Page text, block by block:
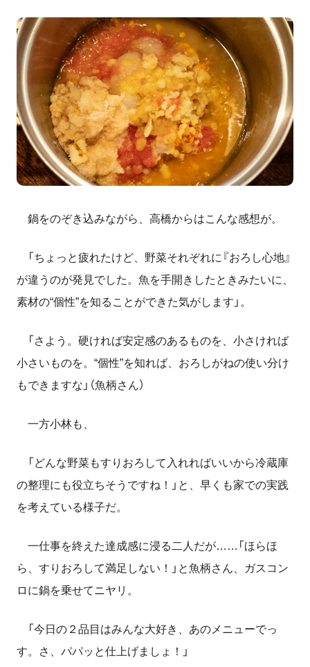
鍋をのぞき込みながら、高橋からはこんな感想が。
「ちょっと疲れたけど、野菜それぞれに『おろし心地』
が違うのが発見でした。魚を手開きしたときみたいに、
素材の“個性”を知ることができた気がします」。
「さよう。硬ければ安定感のあるものを、小さければ
小さいものを。“個性”を知れば、おろしがねの使い分け
もできますな」（魚柄さん）
一方小林も、
「どんな野菜もすりおろして入れればいいから冷蔵庫
の整理にも役立ちそうですね！」と、早くも家での実践
を考えている様子だ。
一仕事を終えた達成感に浸る二人だが……「ほらほ
ら、すりおろして満足しない！」と魚柄さん、ガスコン
ロに鍋を乗せてニヤリ。
「今日の２品目はみんな大好き、あのメニューでっ
す。さ、パパッと仕上げましょ！」